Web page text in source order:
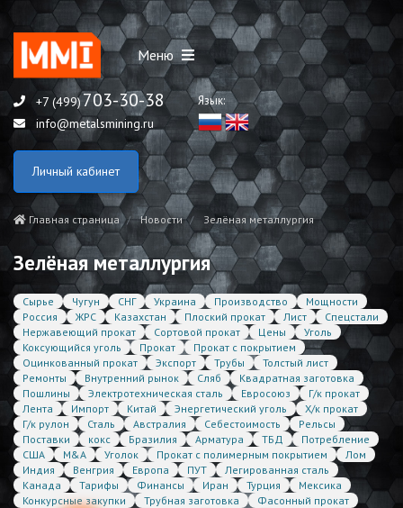
Меню
+7 (499)703-30-38
info@metalsmining.ru
Язык:
Личный кабинет
Главная страница Новости Зелёная металлургия
Зелёная металлургия
Сырье Чугун СНГ Украина Производство
Мощности
Россия
ЖРС Казахстан Плоский прокат Лист
Спецстали
Нержавеющий прокат
Сортовой прокат Цены
Уголь
Коксующийся уголь
Прокат
Прокат с покрытием
Оцинкованный прокат
Экспорт Трубы
Толстый лист
Ремонты
Внутренний рынок Сляб
Квадратная заготовка
Пошлины
Электротехническая сталь Евросоюз
Г/к прокат
Лента
Импорт Китай Энергетический уголь
Х/к прокат
Г/к рулон
Сталь Австралия Себестоимость
Рельсы
Поставки
кокс Бразилия Арматура ТБД
Потребление
США
M&A Уголок Прокат с полимерным покрытием
Лом
Индия
Венгрия Европа ПУТ
Легированная сталь
Канада
Тарифы Финансы Иран Турция
Мексика
Конкурсные закупки
Трубная заготовка
Фасонный прокат